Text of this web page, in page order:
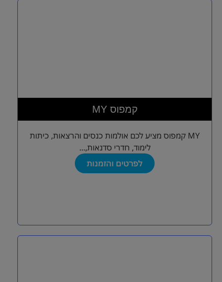
MY קמפוס
MY קמפוס מציע לכם אולמות כנסים והרצאות, כיתות
לימוד, חדרי סדנאות,...
לפרטים והזמנות